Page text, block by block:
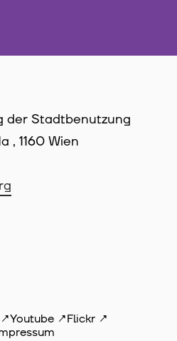
der Stadtbenutzung
, 1160 Wien
Youtube
Flickr